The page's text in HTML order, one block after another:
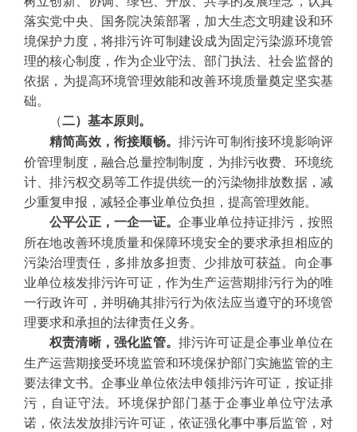
落实党中央、国务院决策部署，加大生态文明建设和环
境保护力度，将排污许可制建设成为固定污染源环境管
理的核心制度，作为企业守法、部门执法、社会监督的
依据，为提高环境管理效能和改善环境质量奠定坚实基
础。
（二）基本原则。
精简高效，衔接顺畅。 排污许可制衔接环境影响评
价管理制度，融合总量控制制度，为排污收费、环境统
计、排污权交易等工作提供统一的污染物排放数据，减
少重复申报，减轻企事业单位负担，提高管理效能。
公平公正，一企一证。 企事业单位持证排污，按照
所在地改善环境质量和保障环境安全的要求承担相应的
污染治理责任，多排放多担责、少排放可获益。向企事
业单位核发排污许可证，作为生产运营期排污行为的唯
一行政许可，并明确其排污行为依法应当遵守的环境管
理要求和承担的法律责任义务。
权责清晰，强化监管。 排污许可证是企事业单位在
生产运营期接受环境监管和环境保护部门实施监管的主
要法律文书。企事业单位依法申领排污许可证，按证排
污，自证守法。环境保护部门基于企事业单位守法承
诺，依法发放排污许可证，依证强化事中事后监管，对